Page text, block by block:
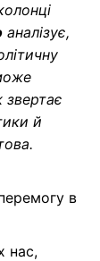
аналізує,
звертає
й
в
нас,